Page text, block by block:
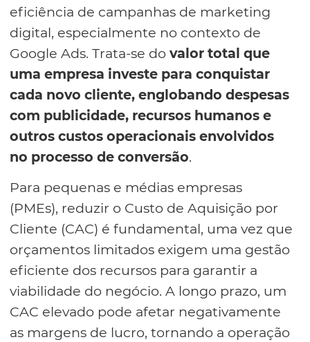
eficiência de campanhas de marketing
digital, especialmente no contexto de
Google Ads. Trata-se do valor total que
uma empresa investe para conquistar
cada novo cliente, englobando despesas
com publicidade, recursos humanos e
outros custos operacionais envolvidos
no processo de conversão.
Para pequenas e médias empresas
(PMEs), reduzir o Custo de Aquisição por
Cliente (CAC) é fundamental, uma vez que
orçamentos limitados exigem uma gestão
eficiente dos recursos para garantir a
viabilidade do negócio. A longo prazo, um
CAC elevado pode afetar negativamente
as margens de lucro, tornando a operação